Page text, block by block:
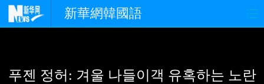
新華網韓國語
경제 사회 포토
푸젠 정허: 겨울 나들이객 유혹하는 노란